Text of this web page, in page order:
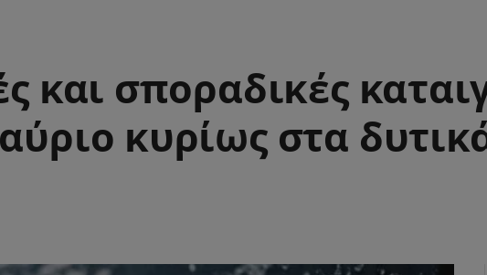
και σποραδικές
κυρίως στα